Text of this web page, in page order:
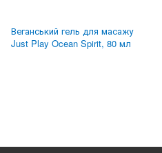
Веганський гель для масажу
Just Play Ocean Spirit, 80 мл